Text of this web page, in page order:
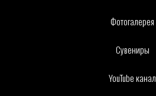
Фотогалерея
Сувениры
YouTube канал